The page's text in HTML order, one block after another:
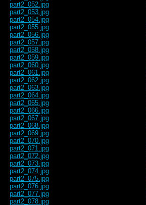
part2_052.jpg
part2_053.jpg
part2_054.jpg
part2_055.jpg
part2_056.jpg
part2_057.jpg
part2_058.jpg
part2_059.jpg
part2_060.jpg
part2_061.jpg
part2_062.jpg
part2_063.jpg
part2_064.jpg
part2_065.jpg
part2_066.jpg
part2_067.jpg
part2_068.jpg
part2_069.jpg
part2_070.jpg
part2_071.jpg
part2_072.jpg
part2_073.jpg
part2_074.jpg
part2_075.jpg
part2_076.jpg
part2_077.jpg
part2_078.jpg